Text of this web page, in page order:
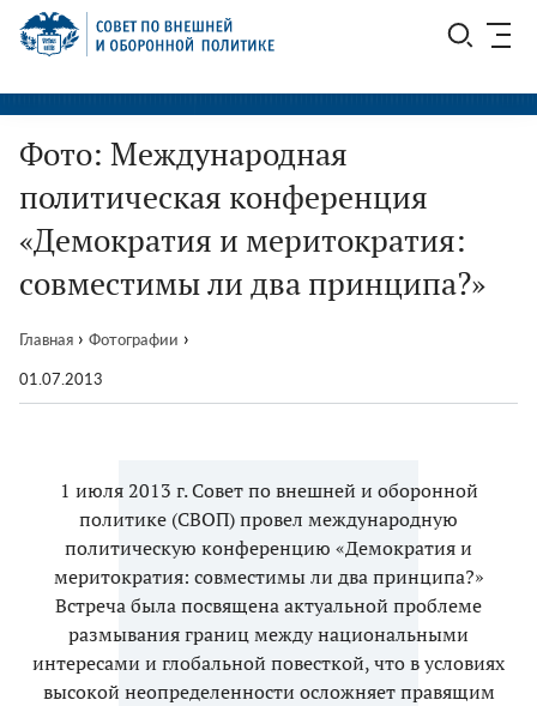
Перейти
СВОП
Фото: Международная
политическая конференция
«Демократия и меритократия:
совместимы ли два принципа?»
Главная › Фотографии ›
01.07.2013
1 июля 2013 г. Совет по внешней и оборонной
политике (СВОП) провел международную
политическую конференцию «Демократия и
меритократия: совместимы ли два принципа?»
Встреча была посвящена актуальной проблеме
размывания границ между национальными
интересами и глобальной повесткой, что в условиях
высокой неопределенности осложняет правящим